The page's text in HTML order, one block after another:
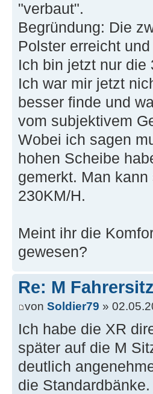
"verbaut".
Begründung: Die
Polster erreicht
Ich bin jetzt nur die
Ich war mir jetzt
besser finde und
vom subjektivem
Wobei ich sagen
hohen Scheibe
gemerkt. Man
230KM/H.
Meint ihr die
gewesen?
Re: M
von Soldier79 »
Ich habe die XR
später auf die M
deutlich
die